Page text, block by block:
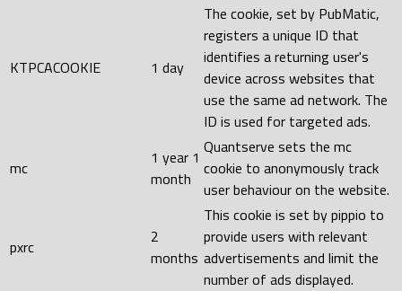
KTPCACOOKIE 1 day
The cookie, set by PubMatic,
registers a unique ID that
identifies a returning user's
device across websites that
use the same ad network. The
ID is used for targeted ads.
mc
1 year 1
month
Quantserve sets the mc
cookie to anonymously track
user behaviour on the website.
pxrc
2
months
This cookie is set by pippio to
provide users with relevant
advertisements and limit the
number of ads displayed.